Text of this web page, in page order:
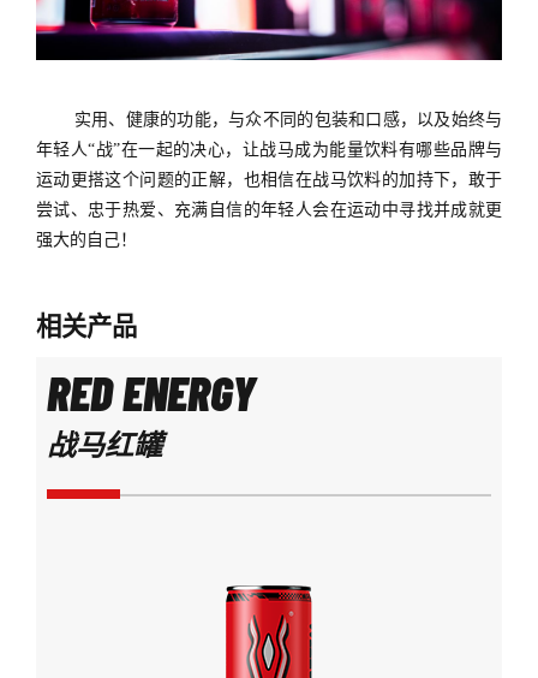
实用、健康的功能，与众不同的包装和口感，以及始终与
年轻人“战”在一起的决心，让战马成为能量饮料有哪些品牌与
运动更搭这个问题的正解，也相信在战马饮料的加持下，敢于
尝试、忠于热爱、充满自信的年轻人会在运动中寻找并成就更
强大的自己！
相关产品
RED ENERGY
战马红罐